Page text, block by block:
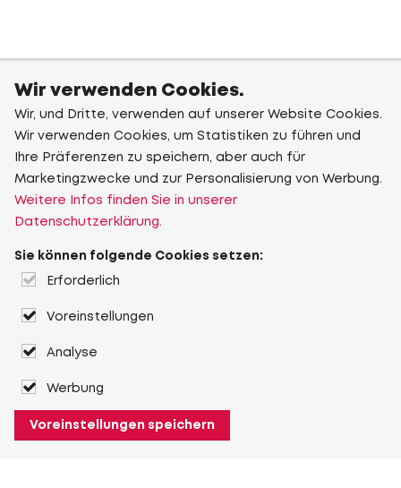
Wir verwenden Cookies.
Wir, und Dritte, verwenden auf unserer Website Cookies.
Wir verwenden Cookies, um Statistiken zu führen und
Ihre Präferenzen zu speichern, aber auch für
Marketingzwecke und zur Personalisierung von Werbung.
Weitere Infos finden Sie in unserer
Datenschutzerklärung.
Sie können folgende Cookies setzen:
Erforderlich
Voreinstellungen
Analyse
Werbung
Voreinstellungen speichern